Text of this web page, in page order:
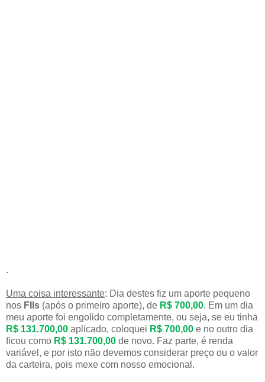
.
Uma coisa interessante: Dia destes fiz um aporte pequeno
nos FIIs (após o primeiro aporte), de R$ 700,00. Em um dia
meu aporte foi engolido completamente, ou seja, se eu tinha
R$ 131.700,00 aplicado, coloquei R$ 700,00 e no outro dia
ficou como R$ 131.700,00 de novo. Faz parte, é renda
variável, e por isto não devemos considerar preço ou o valor
da carteira, pois mexe com nosso emocional.